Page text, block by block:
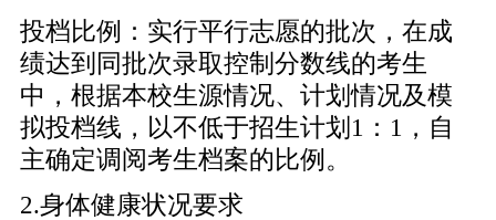
投档比例：实行平行志愿的批次，在成
绩达到同批次录取控制分数线的考生
中，根据本校生源情况、计划情况及模
拟投档线，以不低于招生计划1：1，自
主确定调阅考生档案的比例。
2.身体健康状况要求